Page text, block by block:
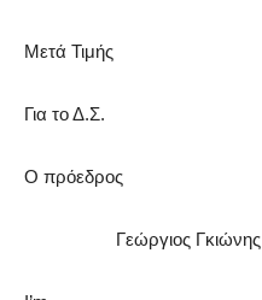
Μετά Τιμής
Για το Δ.Σ.
Ο πρόεδρος
Γεώργιος Γκιώνης